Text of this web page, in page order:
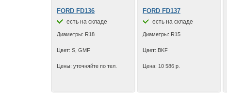
FORD FD136
есть на складе
Диаметры: R18
Цвет: S, GMF
Цены: уточняйте по тел.
FORD FD137
есть на складе
Диаметры: R15
Цвет: BKF
Цена: 10 586 р.